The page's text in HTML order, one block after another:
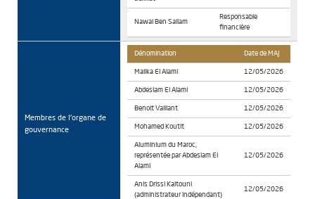
Nawal Ben Sallam
Responsable
financière
Membres de l'organe de
gouvernance
Dénomination Date de MAJ
Malika El Alami 12/05/2026
Abdeslam El Alami 12/05/2026
Benoit Vaillant 12/05/2026
Mohamed Koutit 12/05/2026
Aluminium du Maroc,
représentée par Abdeslam El
Alami
12/05/2026
Anis Drissi Kaitouni
(administrateur indépendant)
12/05/2026